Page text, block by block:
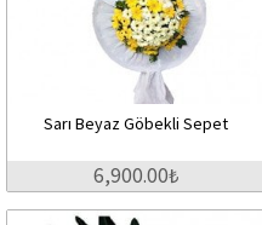
Sarı Beyaz Göbekli Sepet
6,900.00₺